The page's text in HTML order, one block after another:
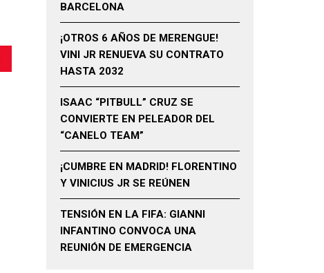
BARCELONA
¡OTROS 6 AÑOS DE MERENGUE!
VINI JR RENUEVA SU CONTRATO
HASTA 2032
ISAAC “PITBULL” CRUZ SE
CONVIERTE EN PELEADOR DEL
“CANELO TEAM”
¡CUMBRE EN MADRID! FLORENTINO
Y VINICIUS JR SE REÚNEN
TENSIÓN EN LA FIFA: GIANNI
INFANTINO CONVOCA UNA
REUNIÓN DE EMERGENCIA